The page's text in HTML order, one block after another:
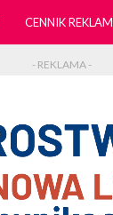
CENNIK REKLAM
- REKLAMA -